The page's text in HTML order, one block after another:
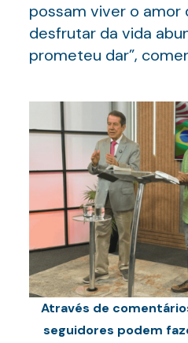
possam viver o amor
desfrutar da vida
prometeu dar”,
Através de
seguidores podem